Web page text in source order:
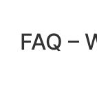
FAQ –